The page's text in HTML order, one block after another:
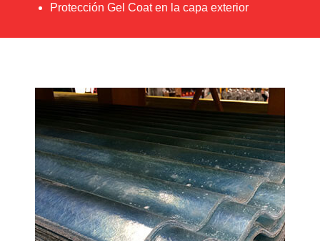
Protección Gel Coat en la capa exterior